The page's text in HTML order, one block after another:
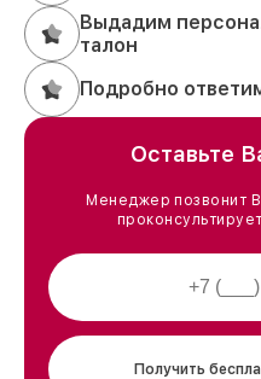
Выдадим
талон
Подробно
Оставьте
Менеджер позвонит
Получить